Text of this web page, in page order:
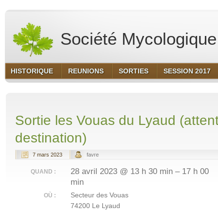
Société
HISTORIQUE REUNIONS SORTIES SESSION 2017
Sortie les Vouas du Lyaud
destination)
7 mars 2023 favre
QUAND :
28 avril 2023 @ 13 h 30 min – 17 h 00
min
OÙ :
Secteur des Vouas
74200 Le Lyaud